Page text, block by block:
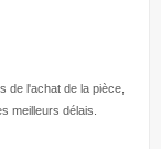
de l'achat de la pièce,
meilleurs délais.